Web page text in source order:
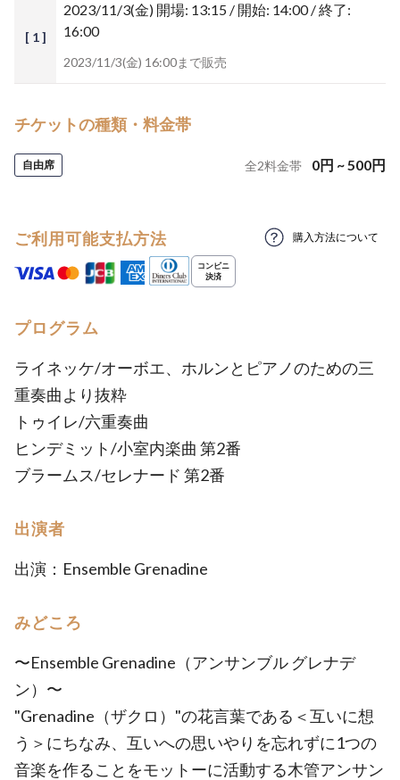
[ 1 ]
2023/11/3(金) 開場: 13:15 / 開始: 14:00 / 終了:
16:00
2023/11/3(金) 16:00まで販売
チケットの種類・料金帯
自由席 全2料金帯 0円 ~500円
ご利用可能支払方法 購入方法について
プログラム
ライネッケ/オーボエ、ホルンとピアノのための三
重奏曲より抜粋
トゥイレ/六重奏曲
ヒンデミット/小室内楽曲 第2番
ブラームス/セレナード 第2番
出演者
出演：Ensemble Grenadine
みどころ
〜Ensemble Grenadine（アンサンブル グレナデ
ン）〜
"Grenadine（ザクロ）"の花言葉である＜互いに想
う＞にちなみ、互いへの思いやりを忘れずに1つの
音楽を作ることをモットーに活動する木管アンサン